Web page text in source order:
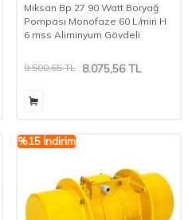
Miksan Bp 27 90 Watt Boryağ
Pompası Monofaze 60 L/min H
6 mss Aliminyum Gövdeli
9.500,65TL 8.075,56TL
%15 İndirim